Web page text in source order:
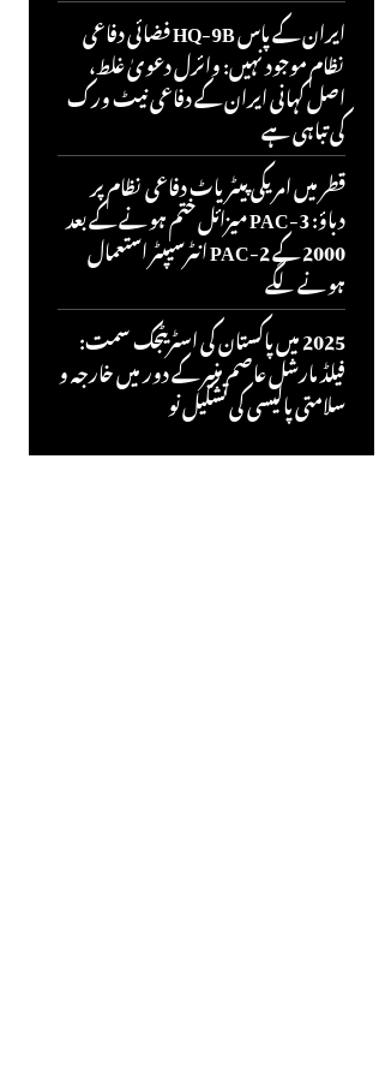
ایران کے پاس HQ-9B فضائی دفاعی
نظام موجود نہیں: وائرل دعویٰ غلط،
اصل کہانی ایران کے دفاعی نیٹ ورک
کی تباہی ہے
قطر میں امریکی پیٹریاٹ دفاعی نظام پر
دباؤ: PAC-3 میزائل ختم ہونے کے بعد
2000 کے PAC-2 انٹرسیپٹر استعمال
ہونے لگے
2025 میں پاکستان کی اسٹریٹجک سمت:
فیلڈ مارشل عاصم منیر کے دور میں خارجہ و
سلامتی پالیسی کی تشکیل نو